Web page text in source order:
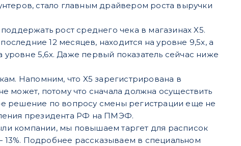
стало главным драйвером роста выручки
рост среднего чека в магазинах X5.
12 месяцев, находится на уровне 9,5x, а
5,6х. Даже первый показатель сейчас ниже
Напомним, что X5 зарегистрирована в
потому что сначала должна осуществить
решение по вопросу смены регистрации еще не
президента РФ на ПМЭФ.
компании, мы повышаем таргет для расписок
13%. Подробнее рассказываем в специальном